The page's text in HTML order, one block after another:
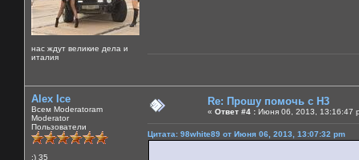
нас ждут великие дела и
италия
Alex Ice
Всем Moderatoram
Moderator
Пользователи
:) 35
Re: Прошу помочь с Н3
« Ответ #4 : Июня 06, 2013, 13:16:47
Цитата: 98white89 от Июня 06, 2013, 13:07:32 pm